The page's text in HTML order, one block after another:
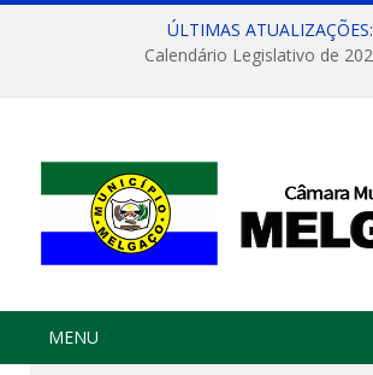
ÚLTIMAS ATUALIZAÇÕES:
Calendário Legislativo de
MENU